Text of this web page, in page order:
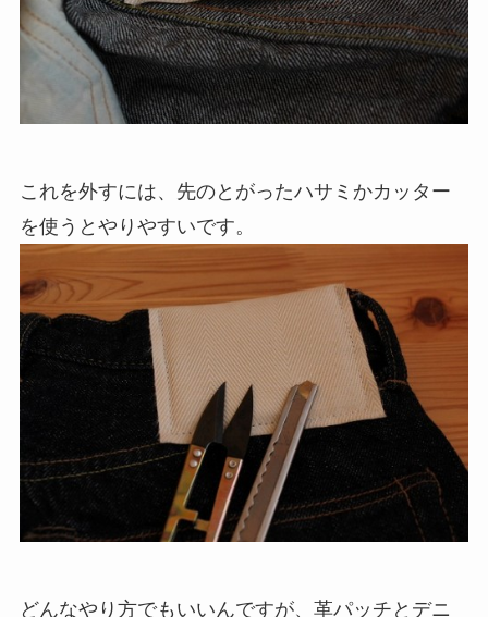
これを外すには、先のとがったハサミかカッター
を使うとやりやすいです。
どんなやり方でもいいんですが、革パッチとデニ